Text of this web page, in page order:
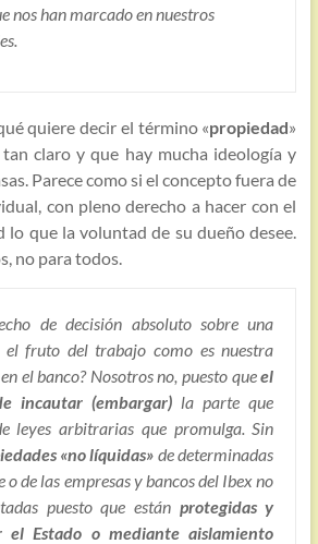
nos han marcado en nuestros
quiere decir el término «propiedad»
claro y que hay mucha ideología y
Parece como si el concepto fuera de
con pleno derecho a hacer con el
lo que la voluntad de su dueño desee.
no para todos.
de decisión absoluto sobre una
el fruto del trabajo como es nuestra
en el banco? Nosotros no, puesto queel
incautar (embargar) la parte que
leyes arbitrarias que promulga. Sin
«no líquidas» de determinadas
o de las empresas y bancos del Ibex no
puesto que estánprotegidas y
el Estado o mediante aislamiento